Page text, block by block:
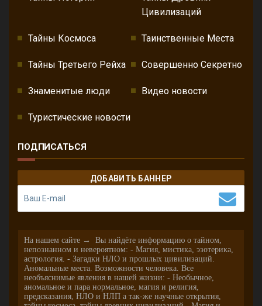
Цивилизаций
Тайны Космоса Таинственные Места
Тайны Третьего Рейха Совершенно Секретно
Знаменитые люди Видео новости
Туристические новости
ПОДПИСАТЬСЯ
ДОБАВИТЬ БАННЕР
На нашем сайте → Вы найдёте информацию о тайном,
непознанном и невероятном: - Магия, мистика, эзотерика,
астрология. - Загадки НЛО и прошлых цивилизаций.
Аномальные места. Возможности человека. Все
необъяснимые явления в нашей жизни: - Необычное,
аномальное и пара нормальное, магия и религия,
предсказания, НЛО и НЛП а так-же научные открытия,